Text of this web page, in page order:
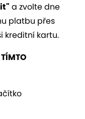
a zvolte dne
platbu přes
kreditní kartu.